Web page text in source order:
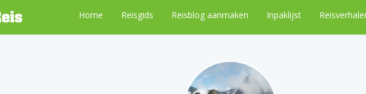
Home Reisgids Reisblog aanmaken Inpaklijst